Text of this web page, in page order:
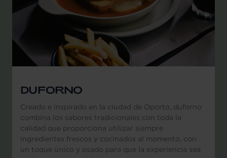
DUFORNO
Creado e inspirado en la ciudad de Oporto, duforno
combina los sabores tradicionales con toda la
calidad que proporciona utilizar siempre
ingredientes frescos y cocinados al momento, con
un toque único y osado para que la experiencia sea